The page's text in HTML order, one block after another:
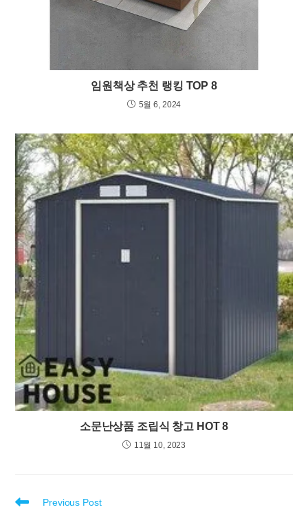
임원책상 추천 랭킹 TOP 8
5월 6, 2024
소문난상품 조립식 창고 HOT 8
11월 10, 2023
Read
Previous Post